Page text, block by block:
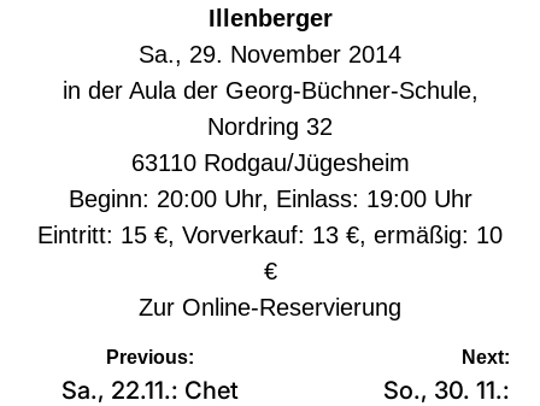
Illenberger
Sa., 29. November 2014
in der Aula der Georg-Büchner-Schule,
Nordring 32
63110 Rodgau/Jügesheim
Beginn: 20:00 Uhr, Einlass: 19:00 Uhr
Eintritt: 15 €, Vorverkauf: 13 €, ermäßig: 10
€
Zur Online-Reservierung
Beitragsnavigation
Previous:
Sa., 22.11.: Chet
Next:
So., 30. 11.: